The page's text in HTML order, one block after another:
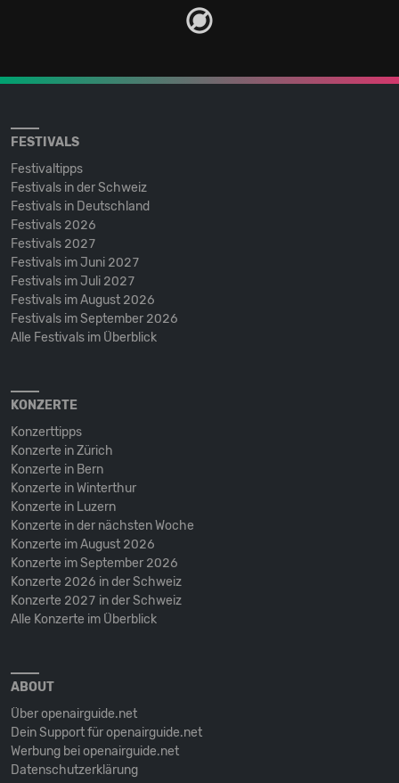
FESTIVALS
Festivaltipps
Festivals in der Schweiz
Festivals in Deutschland
Festivals 2026
Festivals 2027
Festivals im Juni 2027
Festivals im Juli 2027
Festivals im August 2026
Festivals im September 2026
Alle Festivals im Überblick
KONZERTE
Konzerttipps
Konzerte in Zürich
Konzerte in Bern
Konzerte in Winterthur
Konzerte in Luzern
Konzerte in der nächsten Woche
Konzerte im August 2026
Konzerte im September 2026
Konzerte 2026 in der Schweiz
Konzerte 2027 in der Schweiz
Alle Konzerte im Überblick
ABOUT
Über openairguide.net
Dein Support für openairguide.net
Werbung bei openairguide.net
Datenschutz­erklärung